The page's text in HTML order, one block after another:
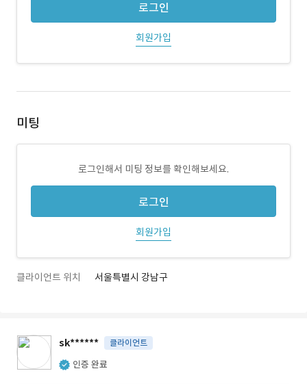
로그인
회원가입
미팅
로그인해서 미팅 정보를 확인해보세요.
로그인
회원가입
클라이언트 위치 서울특별시 강남구
sk****** 클라이언트
인증 완료